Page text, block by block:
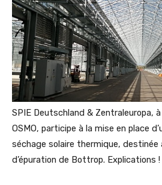
SPIE Deutschland & Zentraleuropa,
OSMO, participe à la mise en place
séchage solaire thermique,
d’épuration de Bottrop. Explications !